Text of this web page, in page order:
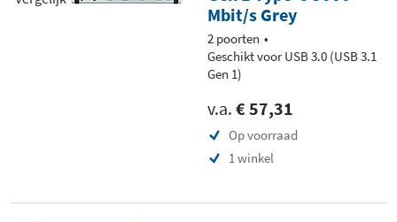
Mbit/s Grey
2 poorten
Geschikt voor USB 3.0 (USB 3.1
Gen 1)
v.a. € 57,31
Op voorraad
1 winkel